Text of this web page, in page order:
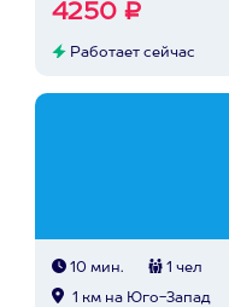
4250 ₽
Работает сейчас
10 мин. 1 чел
1 км на Юго-Запад